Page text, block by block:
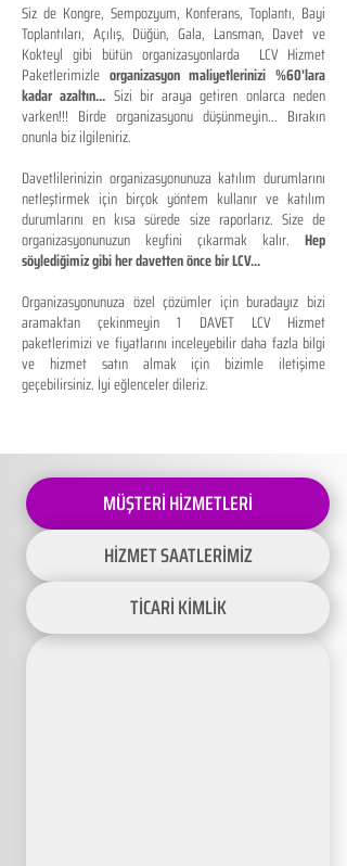
Siz de Kongre, Sempozyum, Konferans, Toplantı, Bayi
Toplantıları, Açılış, Düğün, Gala, Lansman, Davet ve
Kokteyl gibi bütün organizasyonlarda LCV Hizmet
Paketlerimizle organizasyon maliyetlerinizi %60'lara
kadar azaltın... Sizi bir araya getiren onlarca neden
varken!!! Birde organizasyonu düşünmeyin... Bırakın
onunla biz ilgileniriz.
Davetlilerinizin organizasyonunuza katılım durumlarını
netleştirmek için birçok yöntem kullanır ve katılım
durumlarını en kısa sürede size raporlarız. Size de
organizasyonunuzun keyfini çıkarmak kalır. Hep
söylediğimiz gibi her davetten önce bir LCV...
Organizasyonunuza özel çözümler için buradayız bizi
aramaktan çekinmeyin 1 DAVET LCV Hizmet
paketlerimizi ve fiyatlarını inceleyebilir daha fazla bilgi
ve hizmet satın almak için bizimle iletişime
geçebilirsiniz. İyi eğlenceler dileriz.
MÜŞTERİ HİZMETLERİ
HİZMET SAATLERİMİZ
TİCARİ KİMLİK